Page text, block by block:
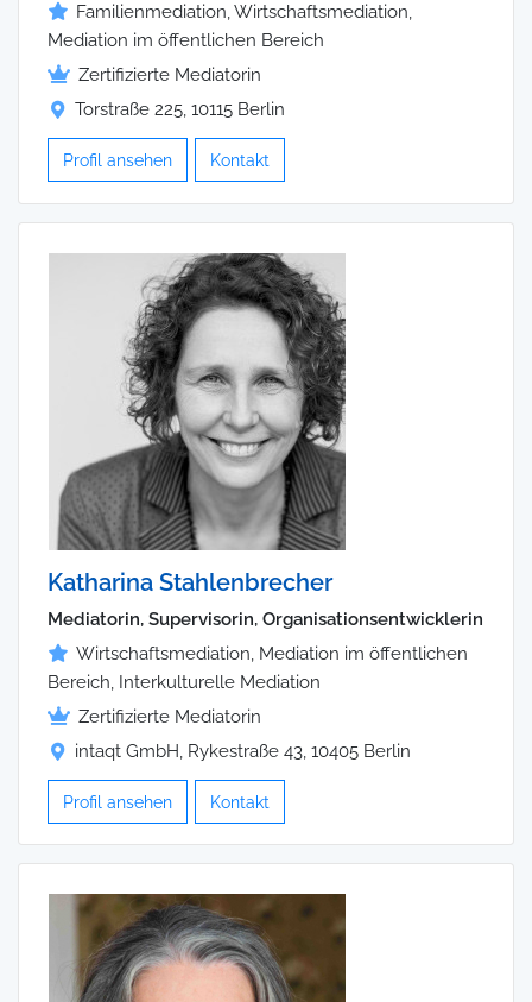
Familienmediation, Wirtschaftsmediation,
Mediation im öffentlichen Bereich
Zertifizierte Mediatorin
Torstraße 225, 10115 Berlin
Profil ansehen Kontakt
Katharina Stahlenbrecher
Mediatorin, Supervisorin, Organisationsentwicklerin
Wirtschaftsmediation, Mediation im öffentlichen
Bereich, Interkulturelle Mediation
Zertifizierte Mediatorin
intaqt GmbH, Rykestraße 43, 10405 Berlin
Profil ansehen Kontakt